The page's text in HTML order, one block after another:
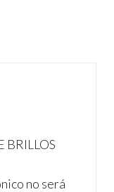
BRILLOS
no será